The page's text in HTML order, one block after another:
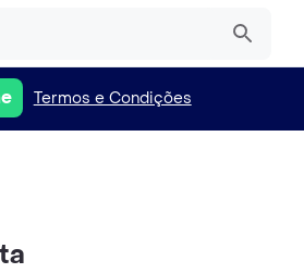
Termos e Condições